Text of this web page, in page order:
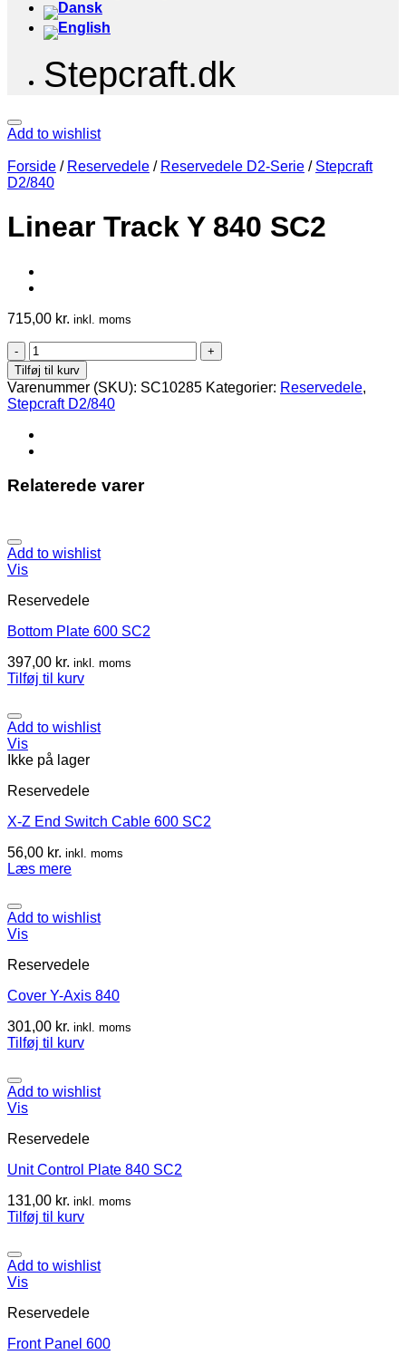
Stepcraft.dk
Add to wishlist
Forside / Reservedele / Reservedele D2-Serie / Stepcraft
D2/840
Linear Track Y 840 SC2
715,00 kr. inkl. moms
Linear
Track
Y
840
SC2
antal
Tilføj til kurv
Varenummer (SKU): SC10285 Kategorier: Reservedele,
Stepcraft D2/840
Relaterede varer
Add to wishlist
Vis
Reservedele
Bottom Plate 600 SC2
397,00 kr. inkl. moms
Tilføj til kurv
Add to wishlist
Vis
Ikke på lager
Reservedele
X-Z End Switch Cable 600 SC2
56,00 kr. inkl. moms
Læs mere
Add to wishlist
Vis
Reservedele
Cover Y-Axis 840
301,00 kr. inkl. moms
Tilføj til kurv
Add to wishlist
Vis
Reservedele
Unit Control Plate 840 SC2
131,00 kr. inkl. moms
Tilføj til kurv
Add to wishlist
Vis
Reservedele
Front Panel 600